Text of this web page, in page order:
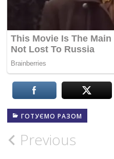
ГОТУЄМО РАЗОМ
Post
Previous